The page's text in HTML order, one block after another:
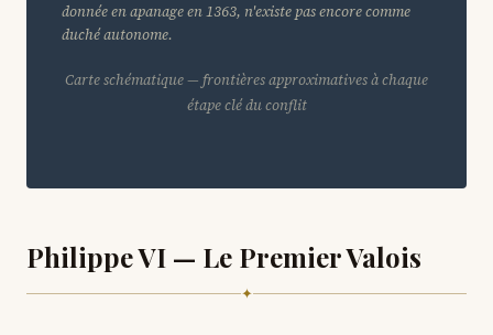
donnée en apanage en 1363, n'existe pas encore comme
duché autonome.
Carte schématique — frontières approximatives à chaque
étape clé du conflit
Philippe VI — Le Premier Valois
✦